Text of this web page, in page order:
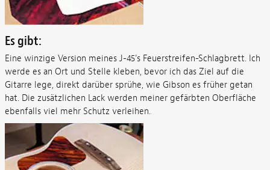
Es gibt:
Eine winzige Version meines J-45’s Feuerstreifen-Schlagbrett. Ich
werde es an Ort und Stelle kleben, bevor ich das Ziel auf die
Gitarre lege, direkt darüber sprühe, wie Gibson es früher getan
hat. Die zusätzlichen Lack werden meiner gefärbten Oberfläche
ebenfalls viel mehr Schutz verleihen.